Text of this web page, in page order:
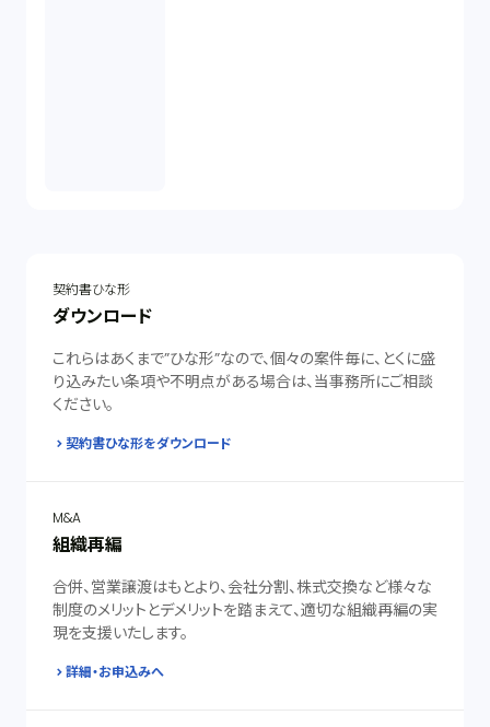
契約書ひな形
ダウンロード
これらはあくまで”ひな形”なので、個々の案件毎に、とくに盛
り込みたい条項や不明点がある場合は、当事務所にご相談
ください。
契約書ひな形をダウンロード
M&A
組織再編
合併、営業譲渡はもとより、会社分割、株式交換など様々な
制度のメリットとデメリットを踏まえて、適切な組織再編の実
現を支援いたします。
詳細・お申込みへ